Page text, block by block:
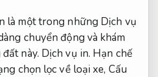
là một trong những Dịch vụ
chuyển động và khám
này. Dịch vụ in. Hạn chế
chọn lọc về loại xe, Cấu